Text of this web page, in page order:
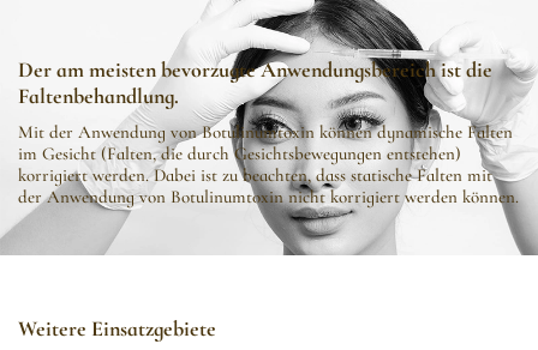
Der am meisten bevorzugte Anwendungsbereich ist die
Faltenbehandlung.
Mit der Anwendung von Botulinumtoxin können dynamische Falten
im Gesicht (Falten, die durch Gesichtsbewegungen entstehen)
korrigiert werden. Dabei ist zu beachten, dass statische Falten mit
der Anwendung von Botulinumtoxin nicht korrigiert werden können.
Weitere Einsatzgebiete